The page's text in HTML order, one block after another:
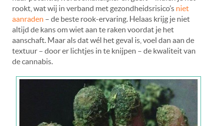
rookt, wat wij in verband met gezondheidsrisico’s niet
aanraden – de beste rook-ervaring. Helaas krijg je niet
altijd de kans om wiet aan te raken voordat je het
aanschaft. Maar als dat wél het geval is, voel dan aan de
textuur – door er lichtjes in te knijpen – de kwaliteit van
de cannabis.